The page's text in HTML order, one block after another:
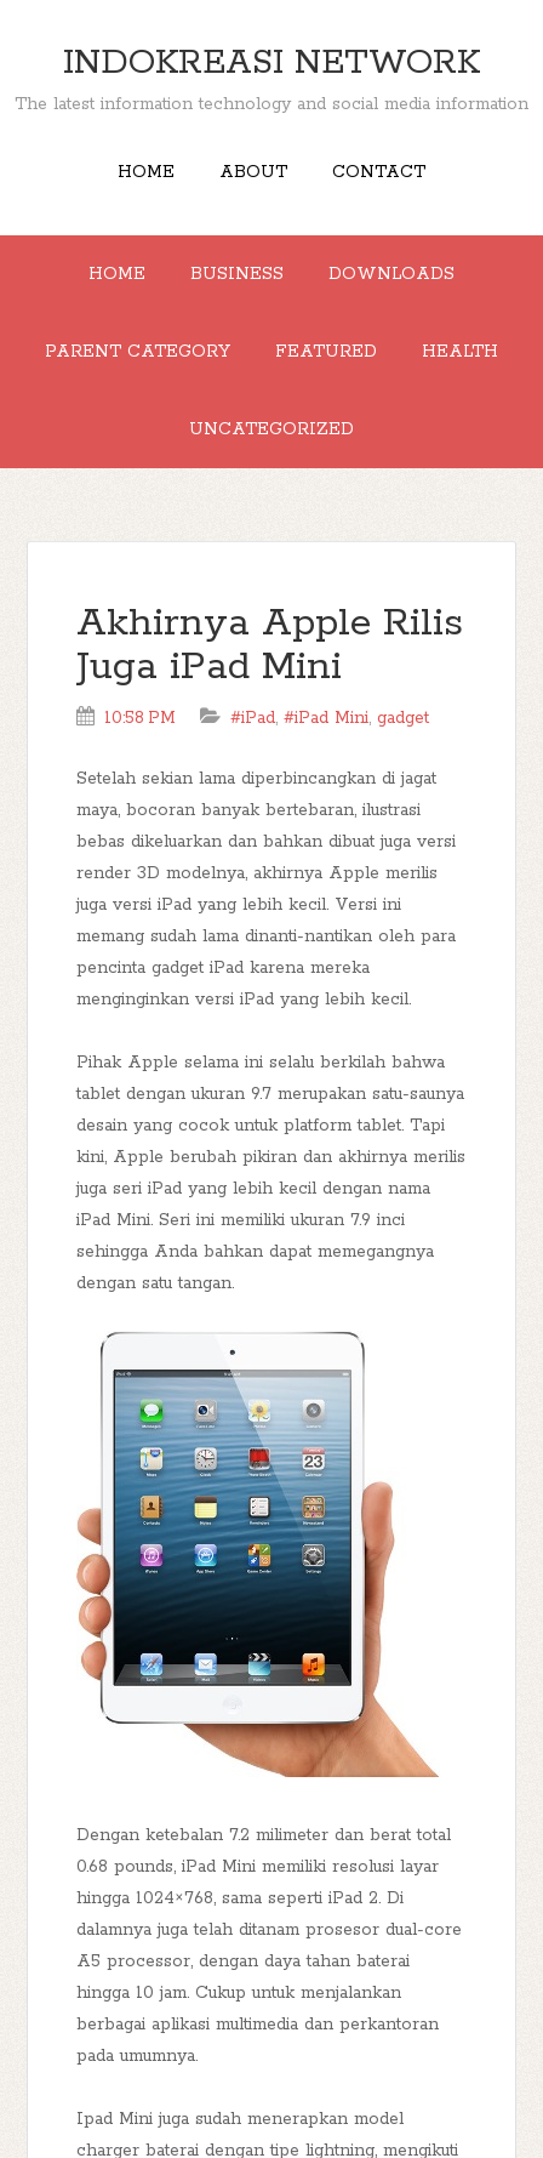
INDOKREASI NETWORK
The latest information technology and social media information
HOME ABOUT CONTACT
HOME BUSINESS DOWNLOADS
PARENT CATEGORY FEATURED HEALTH
UNCATEGORIZED
Akhirnya Apple Rilis
Juga iPad Mini
10:58 PM #iPad,#iPad Mini,gadget
Setelah sekian lama diperbincangkan di jagat
maya, bocoran banyak bertebaran, ilustrasi
bebas dikeluarkan dan bahkan dibuat juga versi
render 3D modelnya, akhirnya Apple merilis
juga versi iPad yang lebih kecil. Versi ini
memang sudah lama dinanti-nantikan oleh para
pencinta gadget iPad karena mereka
menginginkan versi iPad yang lebih kecil.
Pihak Apple selama ini selalu berkilah bahwa
tablet dengan ukuran 9.7 merupakan satu-saunya
desain yang cocok untuk platform tablet. Tapi
kini, Apple berubah pikiran dan akhirnya merilis
juga seri iPad yang lebih kecil dengan nama
iPad Mini. Seri ini memiliki ukuran 7.9 inci
sehingga Anda bahkan dapat memegangnya
dengan satu tangan.
Dengan ketebalan 7.2 milimeter dan berat total
0.68 pounds, iPad Mini memiliki resolusi layar
hingga 1024×768, sama seperti iPad 2. Di
dalamnya juga telah ditanam prosesor dual-core
A5 processor, dengan daya tahan baterai
hingga 10 jam. Cukup untuk menjalankan
berbagai aplikasi multimedia dan perkantoran
pada umumnya.
Ipad Mini juga sudah menerapkan model
charger baterai dengan tipe lightning, mengikuti